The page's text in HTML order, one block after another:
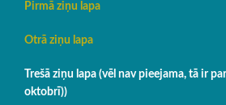
Pirmā ziņu lapa
Otrā ziņu lapa
Trešā ziņu lapa (vēl nav pieejama, tā ir
oktobrī))